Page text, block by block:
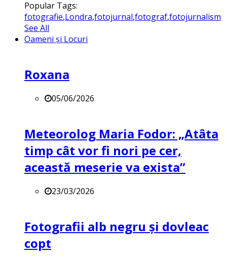
Popular Tags:
fotografie,Londra,fotojurnal,fotograf,fotojurnalism
See All
Oameni și Locuri
Roxana
05/06/2026
Meteorolog Maria Fodor: „Atâta
timp cât vor fi nori pe cer,
această meserie va exista”
23/03/2026
Fotografii alb negru și dovleac
copt